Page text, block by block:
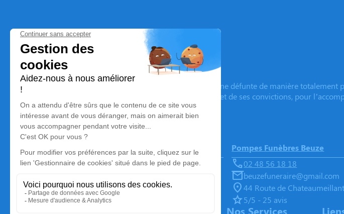
Pompes Funèbres Beuze
Nos équipes vous aident à honorer la mémoire de la personne défunte de manière totalement
son souvenir dans le respect de ses volontés, de ses valeurs et de ses convictions, pour
son dernier voyage.
Nos agences
Pompes Funèbres Beuze
04 70 28 47 84
19 Avenue Pierre Villon - 03100 - Montluçon
5/5 - 318 avis
Pompes Funèbres Beuze
02 48 56 18 18
beuzefuneraire@gmail.com
44 Route de
5/5 - 25 avis
Nos Services